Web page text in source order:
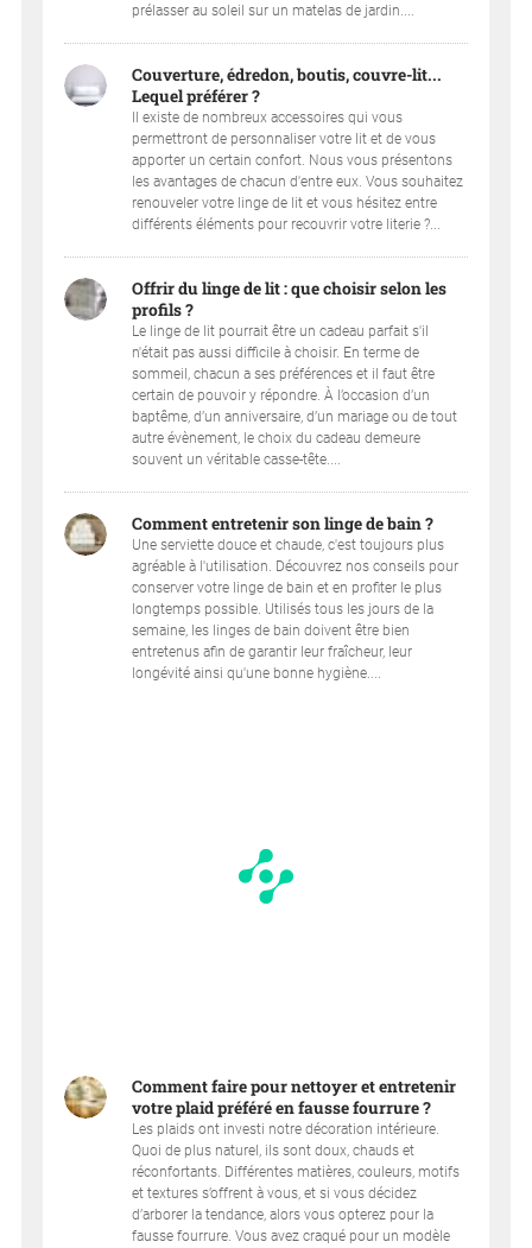
prélasser au soleil sur un matelas de jardin....
Couverture, édredon, boutis, couvre-lit...
Lequel préférer ?
Il existe de nombreux accessoires qui vous
permettront de personnaliser votre lit et de vous
apporter un certain confort. Nous vous présentons
les avantages de chacun d'entre eux. Vous souhaitez
renouveler votre linge de lit et vous hésitez entre
différents éléments pour recouvrir votre literie ?...
Offrir du linge de lit : que choisir selon les
profils ?
Le linge de lit pourrait être un cadeau parfait s'il
n'était pas aussi difficile à choisir. En terme de
sommeil, chacun a ses préférences et il faut être
certain de pouvoir y répondre. À l’occasion d’un
baptême, d’un anniversaire, d’un mariage ou de tout
autre évènement, le choix du cadeau demeure
souvent un véritable casse-tête....
Comment entretenir son linge de bain ?
Une serviette douce et chaude, c'est toujours plus
agréable à l'utilisation. Découvrez nos conseils pour
conserver votre linge de bain et en profiter le plus
longtemps possible. Utilisés tous les jours de la
semaine, les linges de bain doivent être bien
entretenus afin de garantir leur fraîcheur, leur
longévité ainsi qu'une bonne hygiène....
Comment faire pour nettoyer et entretenir
votre plaid préféré en fausse fourrure ?
Les plaids ont investi notre décoration intérieure.
Quoi de plus naturel, ils sont doux, chauds et
réconfortants. Différentes matières, couleurs, motifs
et textures s’offrent à vous, et si vous décidez
d’arborer la tendance, alors vous opterez pour la
fausse fourrure. Vous avez craqué pour un modèle